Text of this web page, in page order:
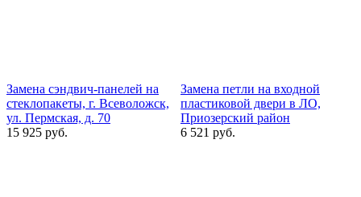
Замена сэндвич-панелей на
стеклопакеты, г. Всеволожск,
ул. Пермская, д. 70
15 925 руб.
Замена петли на входной
пластиковой двери в ЛО,
Приозерский район
6 521 руб.